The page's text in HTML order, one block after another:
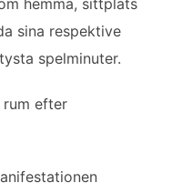
sina respektive
spelminuter.
rum efter